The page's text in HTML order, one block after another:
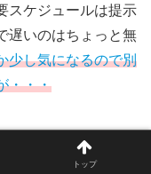
スケジュールは提示
遅いのはちょっと無
少し気になるので別
・・・
トップ